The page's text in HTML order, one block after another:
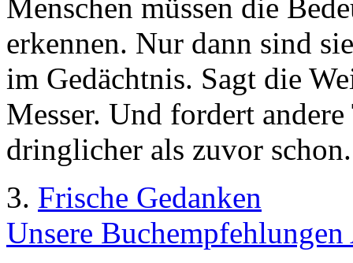
Menschen müssen die
erkennen. Nur dann sind
im Gedächtnis. Sagt die
Messer. Und fordert
dringlicher als zuvor schon.
3. Frische Gedanken
Unsere